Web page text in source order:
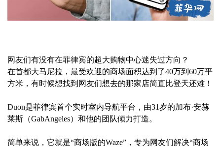
网友们有没有在菲律宾的超大购物中心迷失过方向？
在首都大马尼拉，最受欢迎的商场面积达到了40万到60万平
方米，有时候想找到网友们想去的那家店简直比登天还难！
Duon是菲律宾首个实时室内导航平台，由31岁的加布·安赫
莱斯（GabAngeles）和他的团队倾力打造。
简单来说，它就是“商场版的Waze”，专为网友们解决“商场